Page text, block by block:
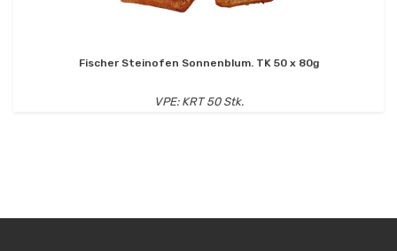
Fischer Steinofen Sonnenblum. TK 50 x 80g
VPE: KRT 50 Stk.